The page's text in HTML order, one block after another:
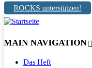
ROCKS unterstützen!
MAIN NAVIGATION
Das Heft